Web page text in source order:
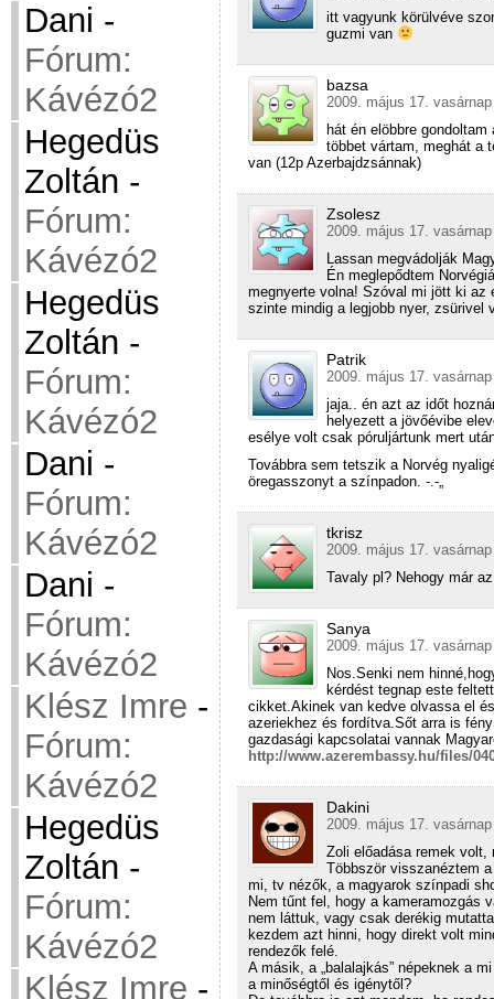
Dani -
Fórum:
Kávézó2
Hegedüs
Zoltán -
Fórum:
Kávézó2
Hegedüs
Zoltán -
Fórum:
Kávézó2
Dani -
Fórum:
Kávézó2
Dani -
Fórum:
Kávézó2
Klész Imre -
Fórum:
Kávézó2
Hegedüs
Zoltán -
Fórum:
Kávézó2
Klész Imre -
itt vagyunk körülvéve
guzmi van
bazsa
2009. május 17.
hát én elöbbre
többet vártam, meghát a
van (12p Azerbajdzsánnak)
Zsolesz
2009. május 17.
Lassan megvádolják
Én meglepődtem
megnyerte volna! Szóval mi jött ki az
szinte mindig a legjobb nyer, zsürivel
Patrik
2009. május 17.
jaja.. én azt az időt
helyezett a jövőévibe
esélye volt csak póruljártunk mert
Továbbra sem tetszik a Norvég
öregasszonyt a színpadon. -.-„
tkrisz
2009. május 17.
Tavaly pl? Nehogy már
Sanya
2009. május 17.
Nos.Senki nem
kérdést tegnap este
cikket.Akinek van kedve olvassa el
azeriekhez és fordítva.Sőt arra is
gazdasági kapcsolatai vannak
http://www.azerembassy.hu/files/
Dakini
2009. május 17.
Zoli előadása remek
Többször visszanéztem
mi, tv nézők, a magyarok színpadi
Nem tűnt fel, hogy a kameramozgás
nem láttuk, vagy csak derékig
kezdem azt hinni, hogy direkt volt
rendezők felé.
A másik, a „balalajkás” népeknek a
a minőségtől és igénytől?